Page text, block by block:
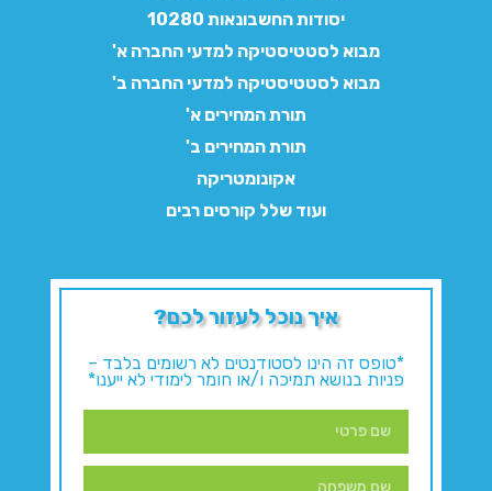
יסודות החשבונאות 10280
מבוא לסטטיסטיקה למדעי החברה א'
מבוא לסטטיסטיקה למדעי החברה ב'
תורת המחירים א'
תורת המחירים ב'
אקונומטריקה
ועוד שלל קורסים רבים
איך נוכל לעזור לכם?
*טופס זה הינו לסטודנטים לא רשומים בלבד –
פניות בנושא תמיכה ו/או חומר לימודי לא ייענו*